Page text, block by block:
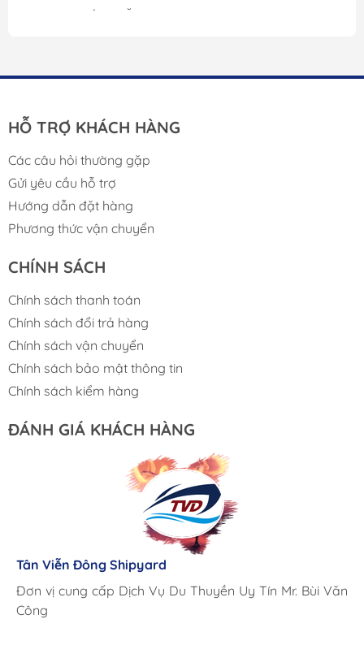
NGAY BÌNH XĂNG
HỖ TRỢ KHÁCH HÀNG
Các câu hỏi thường gặp
Gửi yêu cầu hỗ trợ
Hướng dẫn đặt hàng
Phương thức vận chuyển
CHÍNH SÁCH
Chính sách thanh toán
Chính sách đổi trả hàng
Chính sách vận chuyển
Chính sách bảo mật thông tin
Chính sách kiểm hàng
ĐÁNH GIÁ KHÁCH HÀNG
Tân Viễn Đông Shipyard
Đơn vị cung cấp Dịch Vụ Du Thuyền Uy Tín Mr. Bùi Văn
Công
Cung ứng sản phẩm nhanh chóng chuyên nghiệp
Chúng tôi có thể mua những sản phẩm tốt ngay tại Việt
Giá cả hợp lý, giao hàng nhanh chóng